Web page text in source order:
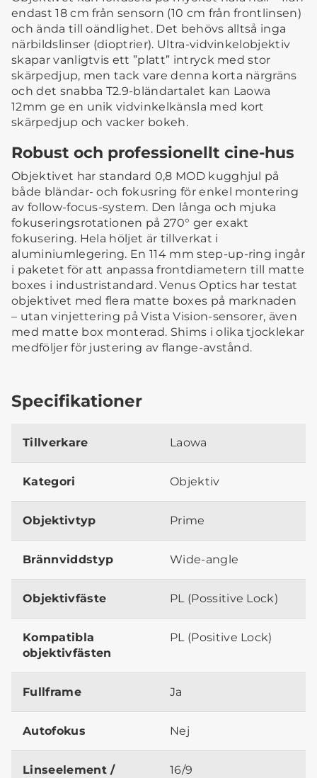
endast 18 cm från sensorn (10 cm från frontlinsen)
och ända till oändlighet. Det behövs alltså inga
närbildslinser (dioptrier). Ultra-vidvinkelobjektiv
skapar vanligtvis ett ”platt” intryck med stor
skärpedjup, men tack vare denna korta närgräns
och det snabba T2.9-bländartalet kan Laowa
12mm ge en unik vidvinkelkänsla med kort
skärpedjup och vacker bokeh.
Robust och professionellt cine-hus
Objektivet har standard 0,8 MOD kugghjul på
både bländar- och fokusring för enkel montering
av follow-focus-system. Den långa och mjuka
fokuseringsrotationen på 270° ger exakt
fokusering. Hela höljet är tillverkat i
aluminiumlegering. En 114 mm step-up-ring ingår
i paketet för att anpassa frontdiametern till matte
boxes i industristandard. Venus Optics har testat
objektivet med flera matte boxes på marknaden
– utan vinjettering på Vista Vision-sensorer, även
med matte box monterad. Shims i olika tjocklekar
medföljer för justering av flange-avstånd.
Specifikationer
Tillverkare Laowa
Kategori Objektiv
Objektivtyp Prime
Brännviddstyp Wide-angle
Objektivfäste PL (Possitive Lock)
Kompatibla
objektivfästen
PL (Positive Lock)
Fullframe Ja
Autofokus Nej
Linseelement /
16/9